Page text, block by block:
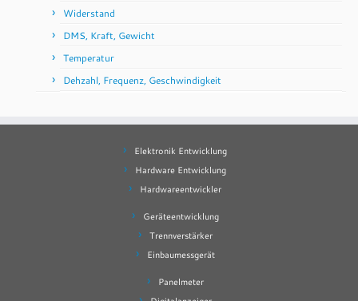
Widerstand
DMS, Kraft, Gewicht
Temperatur
Dehzahl, Frequenz, Geschwindigkeit
Elektronik Entwicklung
Hardware Entwicklung
Hardwareentwickler
Geräteentwicklung
Trennverstärker
Einbaumessgerät
Panelmeter